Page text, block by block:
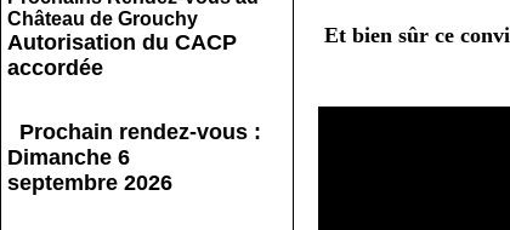
Château de Grouchy
Autorisation du CACP
accordée
Prochain rendez-vous :
Dimanche 6
septembre 2026
Et bien sûr ce